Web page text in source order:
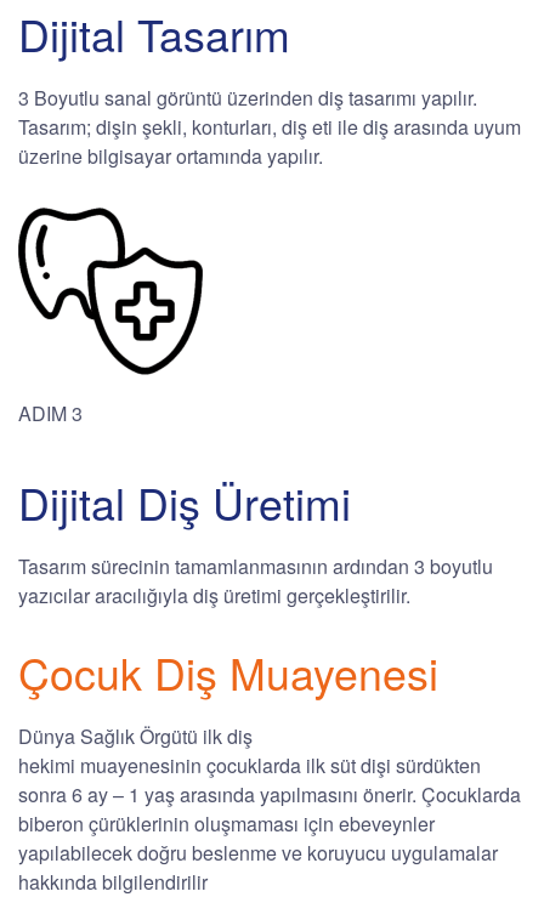
Dijital Tasarım
3 Boyutlu sanal görüntü üzerinden diş tasarımı yapılır.
Tasarım; dişin şekli, konturları, diş eti ile diş arasında uyum
üzerine bilgisayar ortamında yapılır.
ADIM 3
Dijital Diş Üretimi
Tasarım sürecinin tamamlanmasının ardından 3 boyutlu
yazıcılar aracılığıyla diş üretimi gerçekleştirilir.
Çocuk Diş Muayenesi
Dünya Sağlık Örgütü ilk diş
hekimi muayenesinin çocuklarda ilk süt dişi sürdükten
sonra 6 ay – 1 yaş arasında yapılmasını önerir. Çocuklarda
biberon çürüklerinin oluşmaması için ebeveynler
yapılabilecek doğru beslenme ve koruyucu uygulamalar
hakkında bilgilendirilir